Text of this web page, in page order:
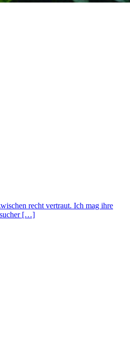
recht vertraut. Ich mag ihre
[…]